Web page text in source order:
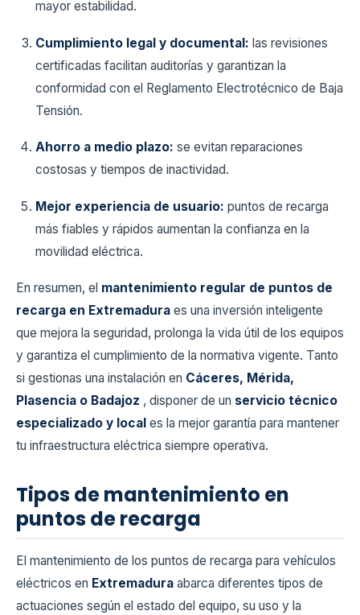
mayor estabilidad.
Cumplimiento legal y documental: las revisiones
certificadas facilitan auditorías y garantizan la
conformidad con el Reglamento Electrotécnico de Baja
Tensión.
Ahorro a medio plazo: se evitan reparaciones
costosas y tiempos de inactividad.
Mejor experiencia de usuario: puntos de recarga
más fiables y rápidos aumentan la confianza en la
movilidad eléctrica.
En resumen, el mantenimiento regular de puntos de
recarga en Extremadura es una inversión inteligente
que mejora la seguridad, prolonga la vida útil de los equipos
y garantiza el cumplimiento de la normativa vigente. Tanto
si gestionas una instalación en Cáceres, Mérida,
Plasencia o Badajoz , disponer de un servicio técnico
especializado y local es la mejor garantía para mantener
tu infraestructura eléctrica siempre operativa.
Tipos de mantenimiento en
puntos de recarga
El mantenimiento de los puntos de recarga para vehículos
eléctricos en Extremadura abarca diferentes tipos de
actuaciones según el estado del equipo, su uso y la